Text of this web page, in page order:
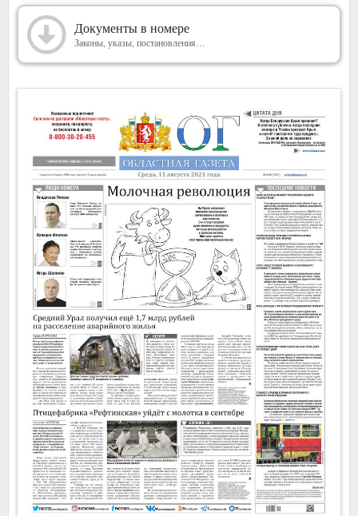
Документы в номере
Законы, указы, постановления…